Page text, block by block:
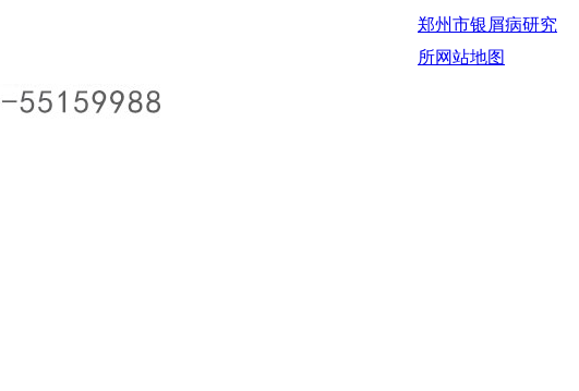
郑州市银屑病研究
所网站地图